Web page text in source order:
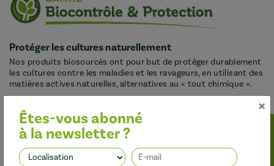
Protéger les cultures naturellement
Nos produits biosourcés ont pour but de protéger durablement
les cultures contre les maladies et les ravageurs, en utilisant des
matières actives naturelles, alternatives au « tout chimique ».
×
Êtes-vous abonné
à la newsletter ?